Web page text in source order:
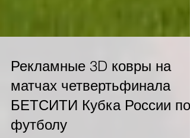
Рекламные 3D ковры на
матчах четвертьфинала